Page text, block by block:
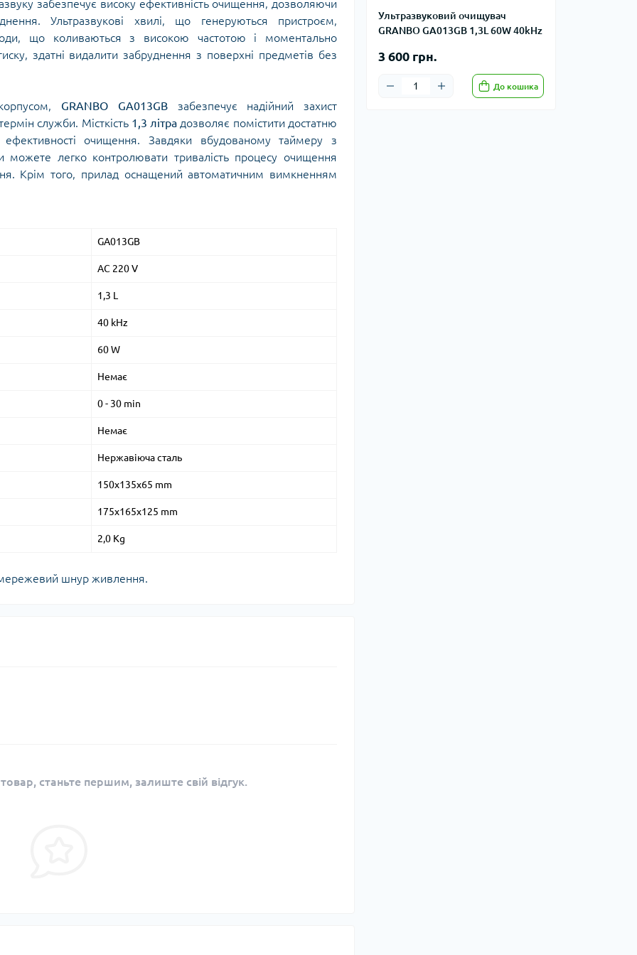
Ультразвуковий очищувач
GRANBO GA013GB 1,3L 60W 40kHz
3 600 грн.
До кошика
забезпечує високу ефективність очищення, дозволяючи
Ультразвукові хвилі, що генеруються пристроєм,
що коливаються з високою частотою і моментально
здатні видалити забруднення з поверхні предметів без
GRANBO GA013GBзабезпечує надійний захист
служби. Місткість 1,3 літра дозволяє помістити достатню
ефективності очищення. Завдяки вбудованому таймеру з
можете легко контролювати тривалість процесу очищення
Крім того, прилад оснащений автоматичним вимкненням
GA013GB
AC 220 V
1,3 L
40 kHz
60 W
Немає
0 - 30 min
Немає
Нержавіюча сталь
150x135x65 mm
175x165x125 mm
2,0 Kg
шнур живлення.
станьте першим, залиште свій відгук.